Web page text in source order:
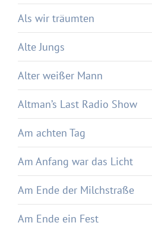
Als wir träumten
Alte Jungs
Alter weißer Mann
Altman’s Last Radio Show
Am achten Tag
Am Anfang war das Licht
Am Ende der Milchstraße
Am Ende ein Fest